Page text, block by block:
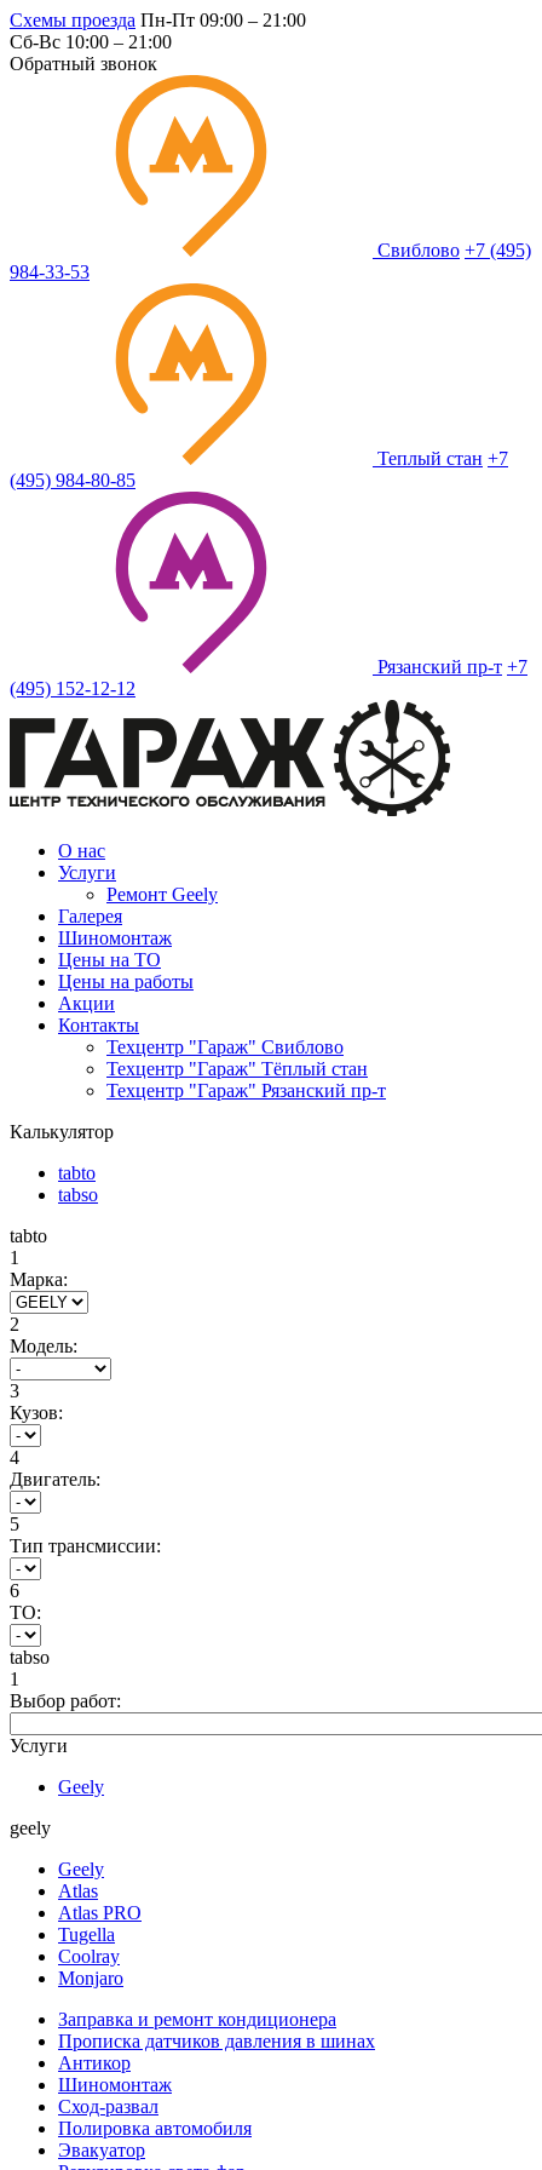
Схемы проезда Пн-Пт 09:00 – 21:00
Сб-Вс 10:00 – 21:00
Обратный звонок
Свиблово +7 (495)
984-33-53
Теплый стан +7
(495) 984-80-85
Рязанский пр-т +7
(495) 152-12-12
О нас
Услуги
Ремонт Geely
Галерея
Шиномонтаж
Цены на ТО
Цены на работы
Акции
Контакты
Техцентр "Гараж" Свиблово
Техцентр "Гараж" Тёплый стан
Техцентр "Гараж" Рязанский пр-т
Калькулятор
tabto
tabso
tabto
1
Марка:
2
Модель:
3
Кузов:
4
Двигатель:
5
Тип трансмиссии:
6
ТО:
tabso
1
Выбор работ:
Услуги
Geely
geely
Geely
Atlas
Atlas PRO
Tugella
Coolray
Monjaro
Заправка и ремонт кондиционера
Прописка датчиков давления в шинах
Антикор
Шиномонтаж
Сход-развал
Полировка автомобиля
Эвакуатор